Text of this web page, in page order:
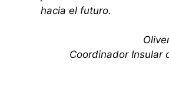
hacia el futuro.
Coordinador Insular